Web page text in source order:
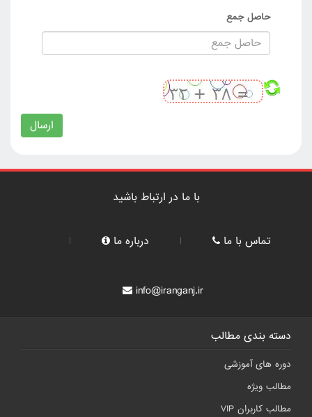
حاصل جمع
ارسال
با ما در ارتباط باشید
تماس با ما درباره ما
info@iranganj.ir
دسته بندی مطالب
دوره های آموزشی
مطالب ویژه
مطالب کاربران VIP